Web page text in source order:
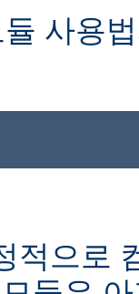
사용
적으로